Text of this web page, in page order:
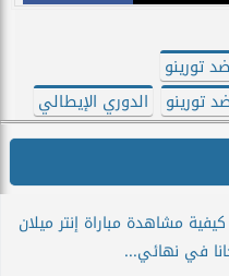
تورينو
تورينو
الدوري الإيطالي
مشاهدة مباراة إنتر ميلان
في نهائي...